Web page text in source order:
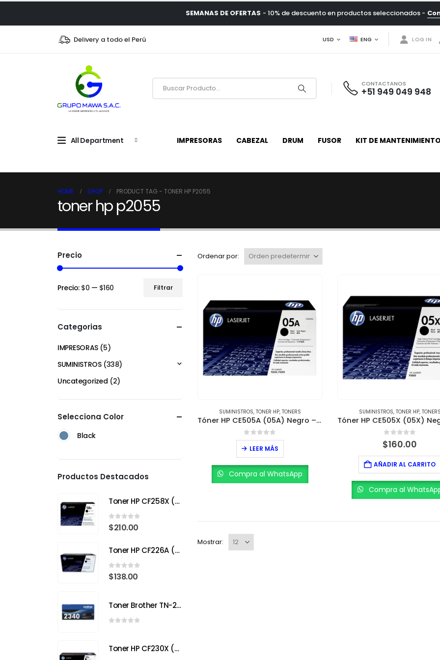
SEMANAS DE OFERTAS - 10% de descuento en productos seleccionados -
Delivery a todo el Perú USD ENG LOG IN
CONTACTANOS
+51 949 049 948
All Department IMPRESORAS CABEZAL DRUM FUSOR KIT DE
HOME SHOP PRODUCT TAG - TONER HP P2055
toner hp p2055
Ordenar por:
SUMINISTROS, TONER HP, TONERS
Tóner HP CE505A (05A) Negro – Rendimiento 2,300 páginas
0out of 5
LEER MÁS
Compra al WhatsApp
SUMINISTROS, TONER HP,
0 out of 5
$160.00
AÑADIR AL CARRITO
Compra al
Mostrar:
Precio
Filtrar
Precio: $0 — $160
Categorias
IMPRESORAS (5)
SUMINISTROS (338)
Uncategorized (2)
Selecciona Color
Black
Productos Destacados
Toner HP CF258X (58X) Negro para HP LaserJet Pro
0 out of 5
$210.00
Toner HP CF226A (26A) Negro para HP LaserJet Pro M402
0out of 5
$138.00
Toner Brother TN-2340
Toner HP CF230X (30X) Negro para HP LaserJet Pro